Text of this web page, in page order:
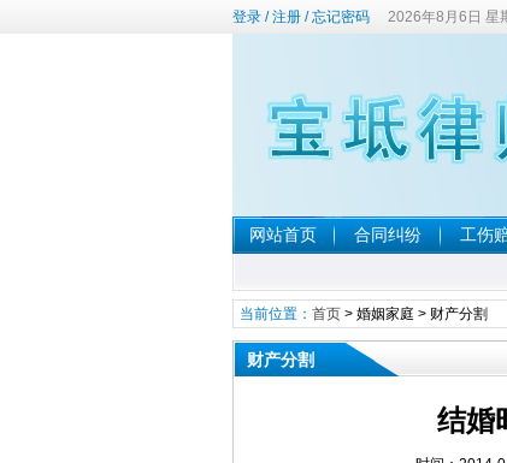
登录/注册/忘记密码 2026年8月6日 星
网站首页 合同纠纷 工伤
当前位置： 首页> 婚姻家庭 > 财产分割
财产分割
结婚